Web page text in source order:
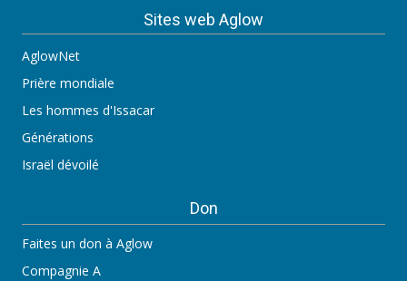
Sites web Aglow
AglowNet
Prière mondiale
Les hommes d'Issacar
Générations
Israël dévoilé
Don
Faites un don à Aglow
Compagnie A